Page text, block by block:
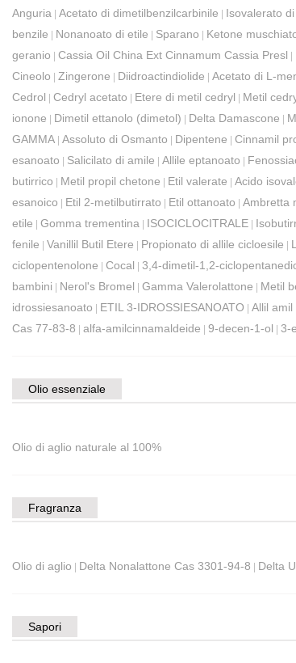
Anguria | Acetato di dimetilbenzilcarbinile | Isovalerato
benzile | Nonanoato di etile | Sparano | Ketone
geranio | Cassia Oil China Ext Cinnamum Cassia Presl |
Cineolo | Zingerone | Diidroactindiolide | Acetato di L-
Cedrol | Cedryl acetato | Etere di metil cedryl | Metil
ionone | Dimetil ettanolo (dimetol) | Delta Damascone |
GAMMA | Assoluto di Osmanto | Dipentene | Cinnamil
esanoato | Salicilato di amile | Allile eptanoato |
butirrico | Metil propil chetone | Etil valerate | Acido
esanoico | Etil 2-metilbutirrato | Etil ottanoato | Ambretta
etile | Gomma trementina | ISOCICLOCITRALE |
fenile | Vanillil Butil Etere | Propionato di allile cicloesile |
ciclopentenolone | Cocal | 3,4-dimetil-1,2-
bambini | Nerol's Bromel | Gamma Valerolattone | Metil
idrossiesanoato | ETIL 3-IDROSSIESANOATO | Allil amil
Cas 77-83-8 | alfa-amilcinnamaldeide | 9-decen-1-ol | 3-
Olio essenziale
Olio di aglio naturale al 100%
Fragranza
Olio di aglio | Delta Nonalattone Cas 3301-94-8 | Delta
Sapori